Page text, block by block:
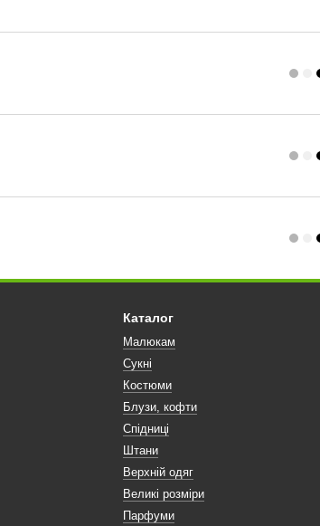
Каталог
Малюкам
Сукні
Костюми
Блузи, кофти
Спідниці
Штани
Верхній одяг
Великі розміри
Парфуми